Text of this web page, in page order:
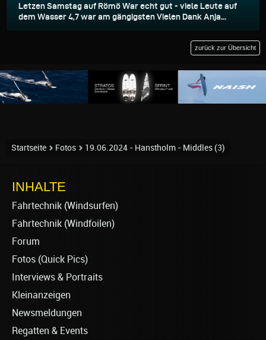
Letzen Samstag auf Römö War echt gut - viele Leute auf
dem Wasser 4,7 war am gängigsten Vielen Dank Anja...
zurück zur Übersicht
Startseite Fotos 19.06.2024 - Hanstholm - Middles (3)
INHALTE
Fahrtechnik (Windsurfen)
Fahrtechnik (Windfoilen)
Forum
Fotos (Quick Pics)
Interviews & Portraits
Kleinanzeigen
Newsmeldungen
Regatten & Events